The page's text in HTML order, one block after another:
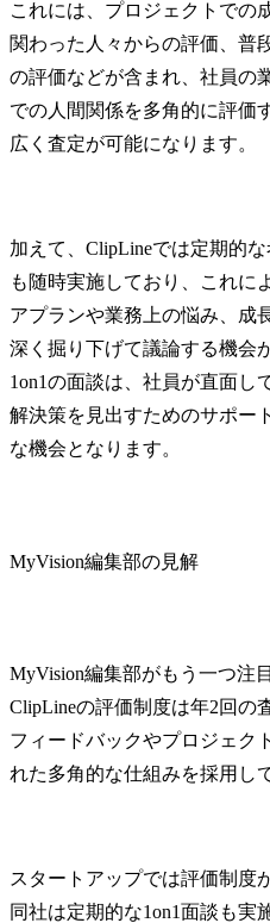
これには、プロジェクトでの
関わった人々からの評価、普
の評価などが含まれ、社員の
での人間関係を多角的に評価
広く査定が可能になります。
加えて、ClipLineでは定期的
も随時実施しており、これに
アプランや業務上の悩み、成
深く掘り下げて議論する機会
1on1の面談は、社員が直面し
解決策を見出すためのサポー
な機会となります。
MyVision編集部の見解
MyVision編集部がもう一つ注
ClipLineの評価制度は年2回の
フィードバックやプロジェク
れた多角的な仕組みを採用し
スタートアップでは評価制度
同社は定期的な1on1面談も実